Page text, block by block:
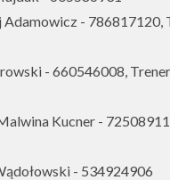
- 786817120,
- 660546008,
Kucner -
- 534924906